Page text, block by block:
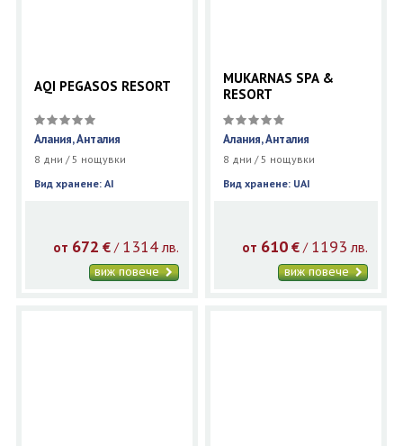
AQI PEGASOS RESORT
Алания, Анталия
8 дни / 5 нощувки
Вид хранене: AI
от 672 €/ 1314 лв.
виж повече
MUKARNAS SPA &
RESORT
Алания, Анталия
8 дни / 5 нощувки
Вид хранене: UAI
от 610 € / 1193 лв.
виж повече